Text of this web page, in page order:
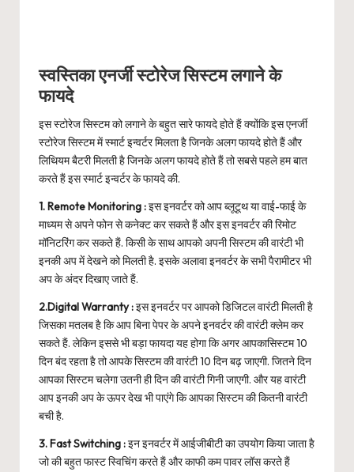
स्वस्तिका एनर्जी स्टोरेज सिस्टम लगाने के
फायदे
इस स्टोरेज सिस्टम को लगाने के बहुत सारे फायदे होते हैं क्योंकि इस एनर्जी
स्टोरेज सिस्टम में स्मार्ट इन्वर्टर मिलता है जिनके अलग फायदे होते हैं और
लिथियम बैटरी मिलती है जिनके अलग फायदे होते हैं तो सबसे पहले हम बात
करते हैं इस स्मार्ट इन्वर्टर के फायदे की.
1. Remote Monitoring :इस इनवर्टर को आप ब्लूटूथ या वाई-फाई के
माध्यम से अपने फोन से कनेक्ट कर सकते हैं और इस इनवर्टर की रिमोट
मॉनिटरिंग कर सकते हैं. किसी के साथ आपको अपनी सिस्टम की वारंटी भी
इनकी अप में देखने को मिलती है. इसके अलावा इनवर्टर के सभी पैरामीटर भी
अप के अंदर दिखाए जाते हैं.
2.Digital Warranty :इस इनवर्टर पर आपको डिजिटल वारंटी मिलती है
जिसका मतलब है कि आप बिना पेपर के अपने इनवर्टर की वारंटी क्लेम कर
सकते हैं. लेकिन इससे भी बड़ा फायदा यह होगा कि अगर आपकासिस्टम 10
दिन बंद रहता है तो आपके सिस्टम की वारंटी 10 दिन बढ़ जाएगी. जितने दिन
आपका सिस्टम चलेगा उतनी ही दिन की वारंटी गिनी जाएगी. और यह वारंटी
आप इनकी अप के ऊपर देख भी पाएंगे कि आपका सिस्टम की कितनी वारंटी
बची है.
3. Fast Switching :इन इनवर्टर में आईजीबीटी का उपयोग किया जाता है
जो की बहुत फास्ट स्विचिंग करते हैं और काफी कम पावर लॉस करते हैं